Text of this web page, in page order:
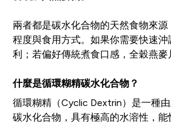
兩者都是碳水化合物的天然食物來
程度與食用方式。如果你需要快速
利；若偏好傳統煮食口感，全穀燕麥
什麼是循環糊精碳水化合物？
循環糊精（Cyclic Dextrin）是一種
碳水化合物，具有極高的水溶性，